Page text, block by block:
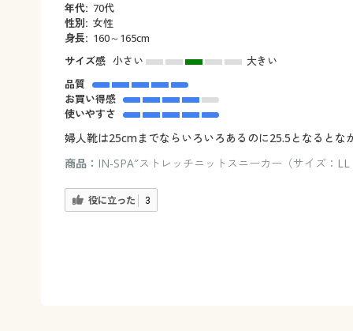
年代: 70代
性別: 女性
身長: 160～165cm
サイズ感 小さい
大きい
品質
お買い得感
使いやすさ
婦人靴は25cmまでならいろいろあるのに25.5となるとな
商品： IN-SPA″ストレッチニットスニーカー（サイズ：LL
役に立った 3